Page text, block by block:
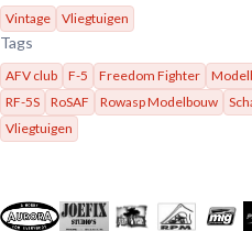
Vintage Vliegtuigen
Tags
AFV club F-5 Freedom Fighter
RF-5S
RoSAF Rowasp Modelbouw
Vliegtuigen